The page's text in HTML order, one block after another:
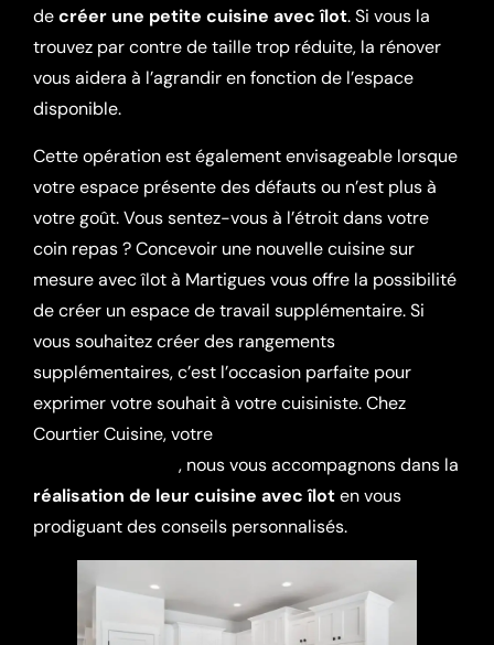
decréer une petite cuisine avec îlot. Si vous la
trouvez par contre de taille trop réduite, la rénover
vous aidera à l’agrandir en fonction de l’espace
disponible.
Cette opération est également envisageable lorsque
votre espace présente des défauts ou n’est plus à
votre goût. Vous sentez-vous à l’étroit dans votre
coin repas ? Concevoir une nouvelle cuisine sur
mesure avec îlot à Martigues vous offre la possibilité
de créer un espace de travail supplémentaire. Si
vous souhaitez créer des rangements
supplémentaires, c’est l’occasion parfaite pour
exprimer votre souhait à votre cuisiniste. Chez
Courtier Cuisine, votre
, nous vous accompagnons dans la
réalisation de leur cuisine avec îloten vous
prodiguant des conseils personnalisés.